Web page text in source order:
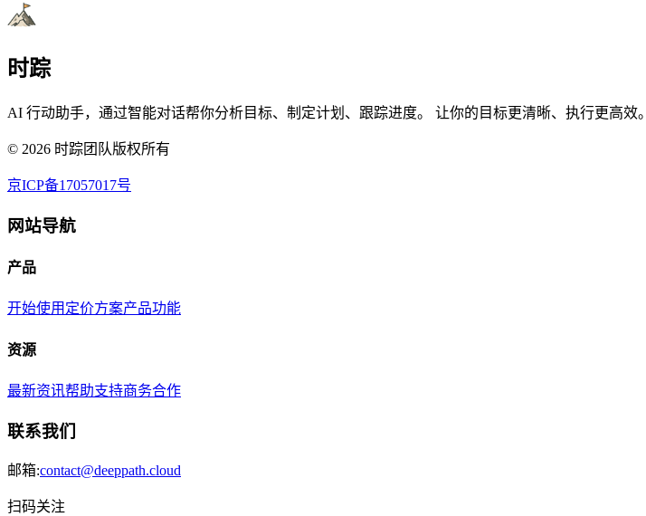
时踪
AI 行动助手，通过智能对话帮你分析目标、制定计划、跟踪进度。 让你的目标更清晰、执行更高效。
© 2026 时踪团队版权所有
京ICP备17057017号
网站导航
产品
开始使用 定价方案产品功能
资源
最新资讯帮助支持商务合作
联系我们
邮箱:contact@deeppath.cloud
扫码关注